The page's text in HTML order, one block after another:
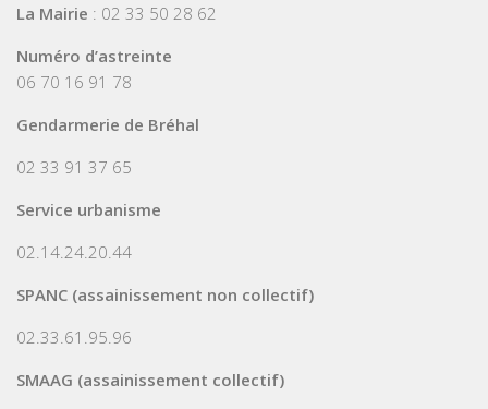
La Mairie : 02 33 50 28 62
Numéro d’astreinte
06 70 16 91 78
Gendarmerie de Bréhal
02 33 91 37 65
Service urbanisme
02.14.24.20.44
SPANC (assainissement non collectif)
02.33.61.95.96
SMAAG (assainissement collectif)